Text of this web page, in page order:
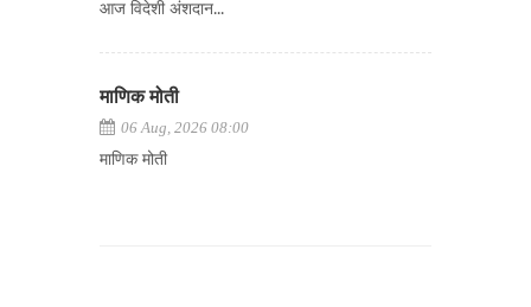
आज विदेशी अंशदान...
माणिक मोती
06 Aug, 2026 08:00
माणिक मोती